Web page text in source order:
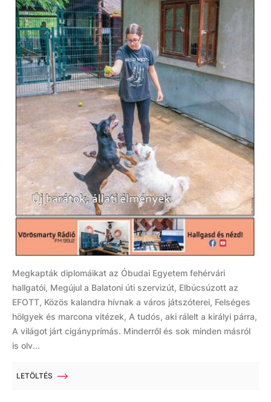
Megkapták diplomáikat az Óbudai Egyetem fehérvári
hallgatói, Megújul a Balatoni úti szervizút, Elbúcsúzott az
EFOTT, Közös kalandra hívnak a város játszóterei, Felséges
hölgyek és marcona vitézek, A tudós, aki rálelt a királyi párra,
A világot járt cigányprímás. Minderről és sok minden másról
is olv...
LETÖLTÉS